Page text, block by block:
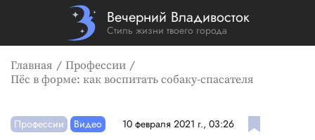
Вечерний Владивосток
Стиль жизни твоего города
Главная
Профессии
Пёс в форме: как воспитать собаку-спасателя
Профессии Видео 10 февраля 2021 г., 03:26